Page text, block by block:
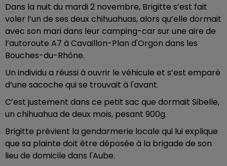
Dans la nuit du mardi 2 novembre, Brigitte s’est fait
voler l’un de ses deux chihuahuas, alors qu’elle dormait
avec son mari dans leur camping-car sur une aire de
l’autoroute A7 à Cavaillon-Plan d'Orgon dans les
Bouches-du-Rhône.
Un individu a réussi à ouvrir le véhicule et s’est emparé
d’une sacoche qui se trouvait à l'avant.
C’est justement dans ce petit sac que dormait Sibelle,
un chihuahua de deux mois, pesant 900g.
Brigitte prévient la gendarmerie locale qui lui explique
que sa plainte doit être déposée à la brigade de son
lieu de domicile dans l'Aube.